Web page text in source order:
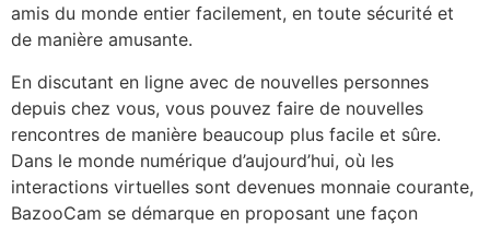
amis du monde entier facilement, en toute sécurité et
de manière amusante.
En discutant en ligne avec de nouvelles personnes
depuis chez vous, vous pouvez faire de nouvelles
rencontres de manière beaucoup plus facile et sûre.
Dans le monde numérique d’aujourd’hui, où les
interactions virtuelles sont devenues monnaie courante,
BazooCam se démarque en proposant une façon